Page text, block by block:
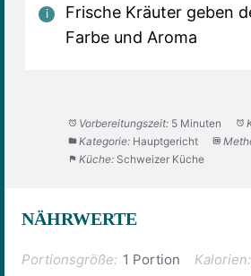
Frische Kräuter geben
Farbe und Aroma
Vorbereitungszeit: 5 Minuten
Kategorie: Hauptgericht
Küche: Schweizer Küche
NÄHRWERTE
Portionsgröße: 1 Portion Kalorien: